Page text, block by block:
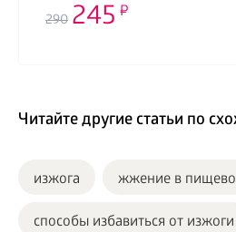
290 245
Читайте другие статьи по
изжога жжение в
способы избавиться от изжоги